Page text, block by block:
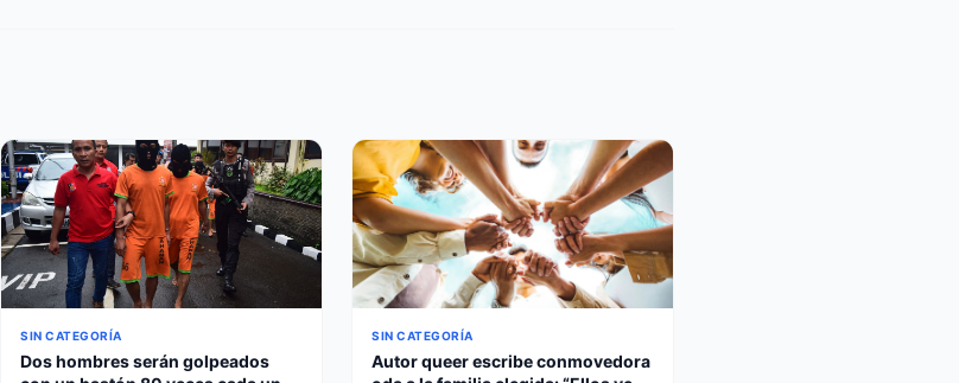
SIN CATEGORÍA
Dos hombres serán golpeados
SIN CATEGORÍA
Autor queer escribe conmovedora